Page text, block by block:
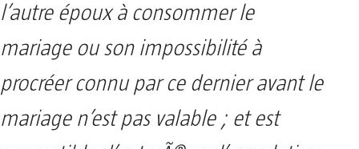
l’autre époux à consommer le
mariage ou son impossibilité à
procréer connu par ce dernier avant le
mariage n’est pas valable ; et est